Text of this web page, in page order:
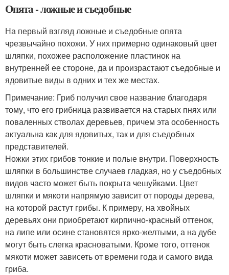
Опята - ложные и съедобные
На первый взгляд ложные и съедобные опята
чрезвычайно похожи. У них примерно одинаковый цвет
шляпки, похожее расположение пластинок на
внутренней ее стороне, да и произрастают съедобные и
ядовитые виды в одних и тех же местах.
Примечание: Гриб получил свое название благодаря
тому, что его грибница развивается на старых пнях или
поваленных стволах деревьев, причем эта особенность
актуальна как для ядовитых, так и для съедобных
представителей.
Ножки этих грибов тонкие и полые внутри. Поверхность
шляпки в большинстве случаев гладкая, но у съедобных
видов часто может быть покрыта чешуйками. Цвет
шляпки и мякоти напрямую зависит от породы дерева,
на которой растут грибы. К примеру, на хвойных
деревьях они приобретают кирпично-красный оттенок,
на липе или осине становятся ярко-желтыми, а на дубе
могут быть слегка красноватыми. Кроме того, оттенок
мякоти может зависеть от времени года и самого вида
гриба.